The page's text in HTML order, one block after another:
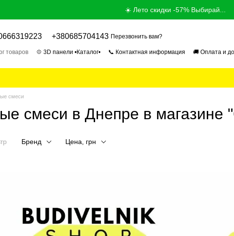
☀️ Лето скидки -57% Выбирай...
+380685704143 Перезвонить вам?
товаров 💠 3D панели •Каталог• 📞 Контактная информация 🚚 Оплата и
смеси
смеси в Днепре в магазине
Бренд Цена, грн